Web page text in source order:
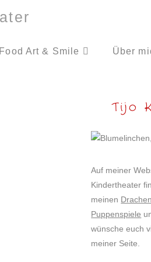
Food Art & Smile Über
Tijo
Auf meiner
Kindertheater
meinen
Puppenspiele
wünsche euch
meiner Seite.